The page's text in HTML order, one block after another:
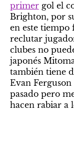
primer gol el
Brighton, por
en este tiempo
reclutar
clubes no
japonés
también tiene
Evan
pasado pero
hacen rabiar a